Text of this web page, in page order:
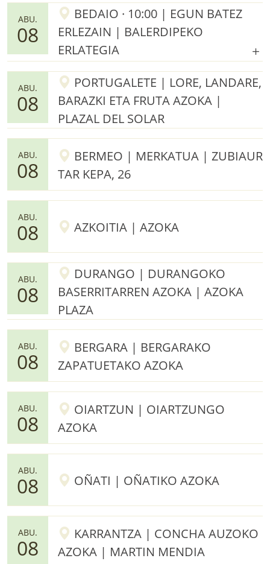
ABU.
08
BEDAIO · 10:00 | EGUN BATEZ
ERLEZAIN | BALERDIPEKO
ERLATEGIA
ABU.
08
PORTUGALETE | LORE, LANDARE,
BARAZKI ETA FRUTA AZOKA |
PLAZAL DEL SOLAR
ABU.
08
BERMEO | MERKATUA | ZUBIAUR
TAR KEPA, 26
ABU.
08 AZKOITIA | AZOKA
ABU.
08
DURANGO | DURANGOKO
BASERRITARREN AZOKA | AZOKA
PLAZA
ABU.
08
BERGARA | BERGARAKO
ZAPATUETAKO AZOKA
ABU.
08
OIARTZUN | OIARTZUNGO
AZOKA
ABU.
08 OÑATI | OÑATIKO AZOKA
ABU.
08
KARRANTZA | CONCHA AUZOKO
AZOKA | MARTIN MENDIA